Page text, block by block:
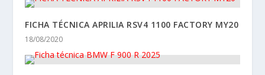
FICHA TÉCNICA APRILIA RSV4 1100 FACTORY MY20
18/08/2020